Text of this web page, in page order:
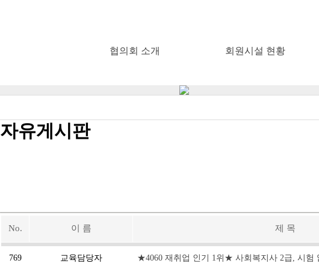
협의회 소개 회원시설 현황
자유게시판
No. 이 름 제 목
769 교육담당자 ★4060 재취업 인기 1위★ 사회복지사 2급, 시험